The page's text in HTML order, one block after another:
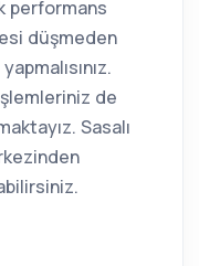
performans
düşmeden
de
Sasalı